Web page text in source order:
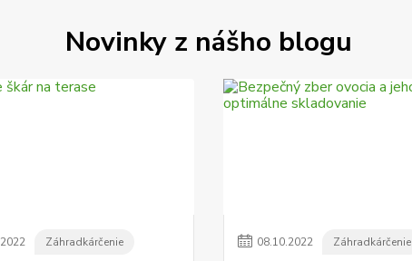
Novinky z nášho blogu
2022 Záhradkárčenie 08.10.2022 Záhradkárčenie